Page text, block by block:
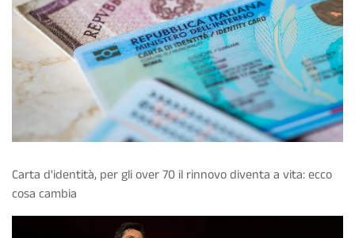
Carta d'identità, per gli over 70 il rinnovo diventa a vita: ecco
cosa cambia